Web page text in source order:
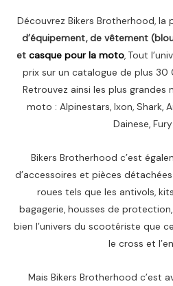
Découvrez Bikers Brotherhood, la
d’équipement, de vêtement
et casque pour la moto, Tout
prix sur un catalogue de plus
Retrouvez ainsi les plus grandes
moto : Alpinestars, Ixon, Shark,
Dainese,
Bikers Brotherhood c’est
d’accessoires et pièces
roues tels que les antivols,
bagagerie, housses de
bien l’univers du scootériste que
le cross et
Mais Bikers Brotherhood c’est